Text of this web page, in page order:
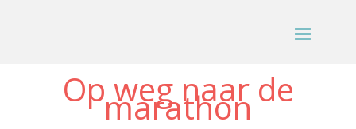
Op weg naar de
marathon